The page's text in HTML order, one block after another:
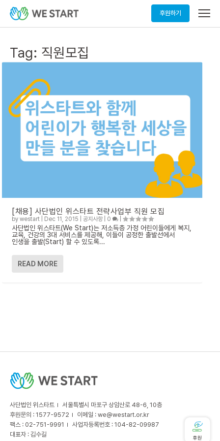
후원하기
메
열
Tag: 직원모집
[채용] 사단법인 위스타트 전략사업부 직원 모집
by westart Dec 11, 2015 공지사항 0
사단법인 위스타트(We Start)는 저소득층 가정 어린이들에게 복지,
교육, 건강의 3대 서비스를 제공해, 이들이 공정한 출발선에서
인생을 출발(Start) 할 수 있도록...
READ MORE
사단법인 위스타트
서울특별시 마포구 상암산로 48-6, 10층
후원문의 : 1577-9572
이메일 : we@westart.or.kr
팩스 : 02-751-9991
사업자등록번호 : 104-82-09987
대표자 : 김수길
후원